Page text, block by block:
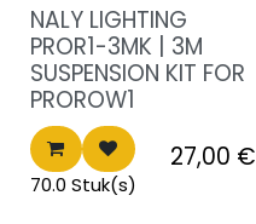
NALY LIGHTING
PROR1-3MK | 3M
SUSPENSION KIT FOR
PROROW1
27,00 €
70.0 Stuk(s)